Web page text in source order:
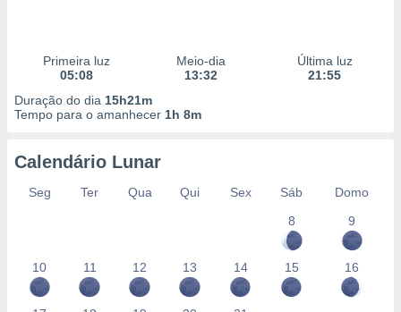
Primeira luz
05:08
Meio-dia
13:32
Última luz
21:55
Duração do dia 15h21m
Tempo para o amanhecer 1h 8m
Calendário Lunar
Seg Ter Qua Qui Sex Sáb
Domo
8
9
10 11 12 13 14 15 16